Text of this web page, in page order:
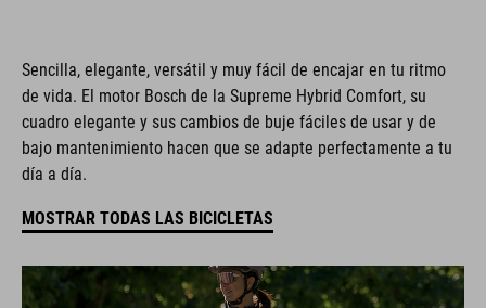
Sencilla, elegante, versátil y muy fácil de encajar en tu ritmo
de vida. El motor Bosch de la Supreme Hybrid Comfort, su
cuadro elegante y sus cambios de buje fáciles de usar y de
bajo mantenimiento hacen que se adapte perfectamente a tu
día a día.
MOSTRAR TODAS LAS BICICLETAS